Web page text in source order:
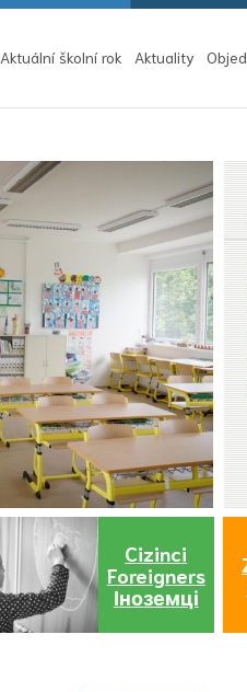
Aktuální školní rok Aktuality
Cizinci
Foreigners
Іноземці